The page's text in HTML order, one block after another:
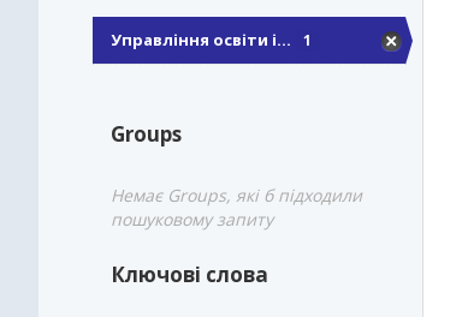
Управління освіти і... 1
Groups
Немає Groups, які б підходили
пошуковому запиту
Ключові слова